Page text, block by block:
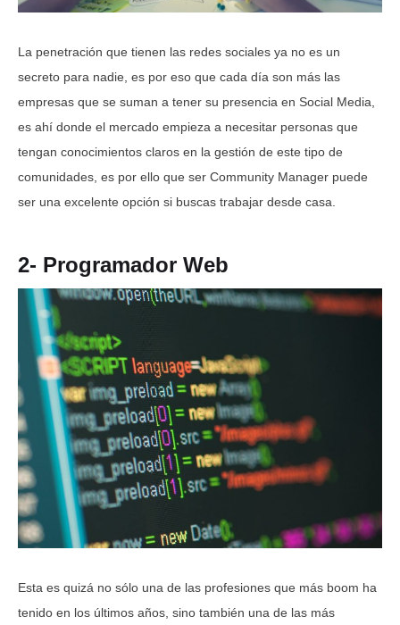
La penetración que tienen las redes sociales ya no es un
secreto para nadie, es por eso que cada día son más las
empresas que se suman a tener su presencia en Social Media,
es ahí donde el mercado empieza a necesitar personas que
tengan conocimientos claros en la gestión de este tipo de
comunidades, es por ello que ser Community Manager puede
ser una excelente opción si buscas trabajar desde casa.
2- Programador Web
Esta es quizá no sólo una de las profesiones que más boom ha
tenido en los últimos años, sino también una de las más